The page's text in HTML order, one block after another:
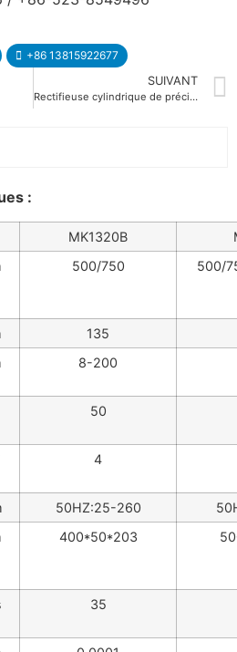
+86 13815922677
SUIVANT
Rectifieuse cylindrique de précision à commande numérique MK1620 MK1632
:
MK1320B
500/750 500/
135
8-200
50
4
50HZ:25-260
400*50*203
35